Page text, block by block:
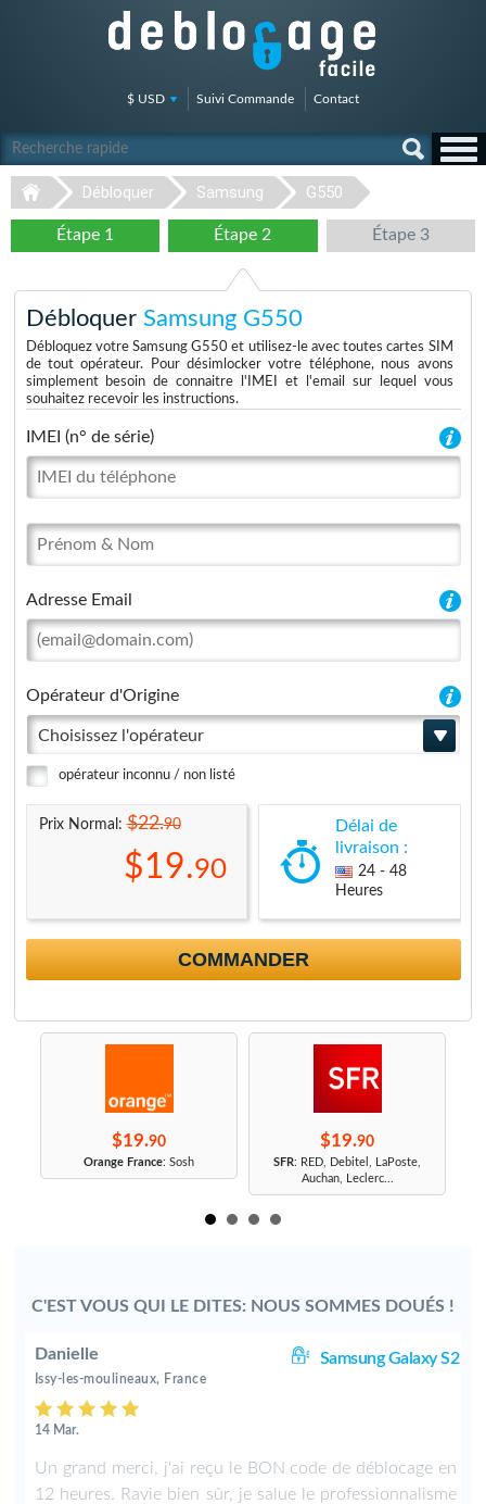
$ USD Suivi Commande Contact
Débloquer Samsung G550
Étape 1 Étape 2 Étape 3
Débloquer Samsung G550
Débloquez votre Samsung G550 et utilisez-le avec toutes cartes SIM
de tout opérateur. Pour désimlocker votre téléphone, nous avons
simplement besoin de connaitre l'IMEI et l'email sur lequel vous
souhaitez recevoir les instructions.
IMEI (n° de série)
Adresse Email
Opérateur d'Origine
Choisissez l'opérateur
opérateur inconnu / non listé
Prix Normal:$22.90
$19.90
Délai de
livraison :
24 - 48
Heures
COMMANDER
$19.90
Orange France: Sosh
$19.90
SFR: RED, Debitel, LaPoste,
Auchan, Leclerc...
C'EST VOUS QUI LE DITES: NOUS SOMMES DOUÉS !
Danielle Samsung Galaxy S2
Issy-les-moulineaux, France
14 Mar.
Un grand merci, j'ai reçu le BON code de déblocage en
12 heures. Ravie bien sûr, je salue le professionnalisme